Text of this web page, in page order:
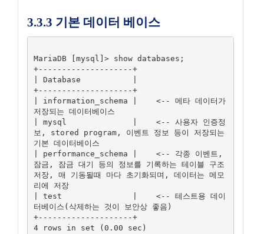
3.3.3 기본 데이터 베이스
MariaDB [mysql]> show databases;
+--------------------+
| Database           |
+--------------------+
| information_schema |    <-- 메타 데이터가
저장되는 데이터베이스
| mysql              |    <-- 사용자 인증정
보, stored program, 이벤트 정보 등이 저장되는
기본 데이터베이스
| performance_schema |    <-- 각종 이벤트,
잠금, 잠금 대기 등의 정보를 기록하는 테이블 구조
저장, 매 기동될때 마다 초기화되며, 데이터는 메모
리에 저장
| test               |    <-- 테스트용 데이
터베이스(삭제하는 것이 보안상 좋음)
+--------------------+
4 rows in set (0.00 sec)